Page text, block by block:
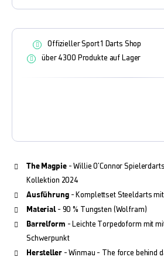
Offizieller Sport1 Darts Shop
über 4300 Produkte auf Lager
The Magpie- Willie O'Connor
Kollektion 2024
Ausführung- Komplettset Steeldarts
Material- 90 % Tungsten (Wolfram)
Barrelform - Leichte Torpedoform mit
Schwerpunkt
Hersteller- Winmau - The force behind